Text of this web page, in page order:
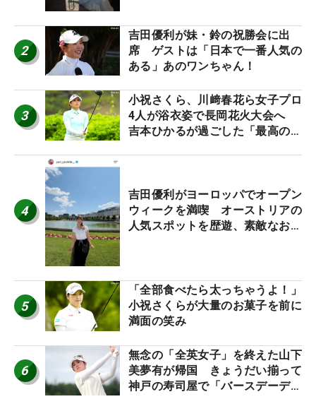
2
吉田優利が妹・鈴の祝勝会に出
席 ゲストは「日本で一番人気の
ある」あのワンちゃん！
3
小祝さくら、川﨑春花ら女子プロ
4人が浴衣姿で長岡花火大会へ
吉本ひかるが過ごした「最高の夏
4
吉田優利がヨーロッパでオープン
ウィークを満喫 オーストリアの
人気スポットを歴遊、素敵なお土
5
「全部食べたら太っちゃうよ！」
小祝さくらが大量のお菓子を前に
満面の笑み
6
無念の「全英女子」を終えた山下
美夢有が帰国 きょうだい揃って
神戸の寿司屋で「バースデーディ